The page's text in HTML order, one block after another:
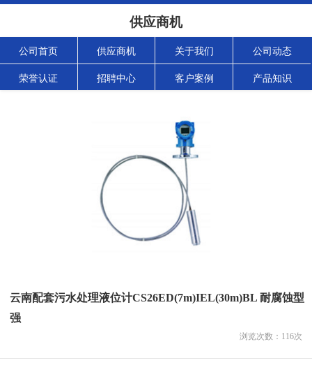
供应商机
公司首页 供应商机 关于我们 公司动态
荣誉认证 招聘中心 客户案例 产品知识
云南配套污水处理液位计CS26ED(7m)IEL(30m)BL 耐腐蚀型
强
浏览次数： 116次